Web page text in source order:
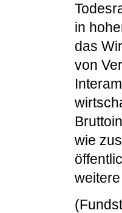
in
das
von
wie